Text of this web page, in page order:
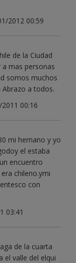
2012 00:59
de la Ciudad
mas personas
somos muchos
Abrazo a todos.
00:16
mi hernano y yo
el estaba
encuentro
chileno.ymi
con
03:41
de la cuarta
el valle del elqui